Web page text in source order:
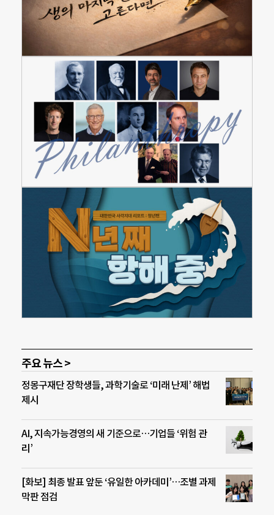
주요 뉴스 >
정몽구재단 장학생들, 과학기술로 ‘미래 난제’ 해법
제시
AI, 지속가능경영의 새 기준으로…기업들 ‘위험 관
리’
[화보] 최종 발표 앞둔 ‘유일한 아카데미’…조별 과제
막판 점검